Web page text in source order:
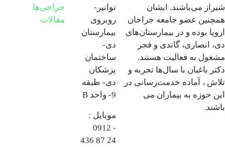
شیراز می‌باشند. ایشان
همچنین عضو جامعه جراحان
اروپا بوده و در بیمارستان‌های
دی، انصاری، گاندی و فجر
مشغول به فعالیت هستند.
دکتر باغبان با سال‌ها تجربه و
تلاش ، آماده خدمت‌رسانی در
این حوزه به بیماران می
باشند.
توانیر-
روبروی
بیمارستان
دی-
ساختمان
پزشکان
دی- طبقه
9- واحد B
موبایل :
0912 -
436 87 24
جراحی‌ها
مقالات